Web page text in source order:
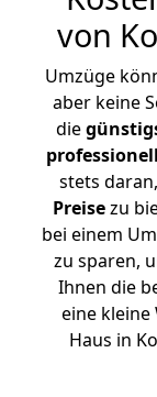
von
Umzüge
aber keine
die
stets
Preisezu
bei einem
zu sparen,
Ihnen die
eine
Haus in